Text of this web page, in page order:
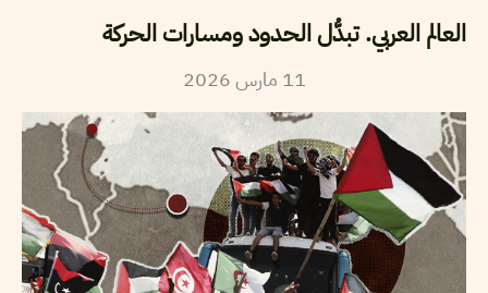
العالم العربي. تبدُّل الحدود ومسارات الحركة
11 مارس2026